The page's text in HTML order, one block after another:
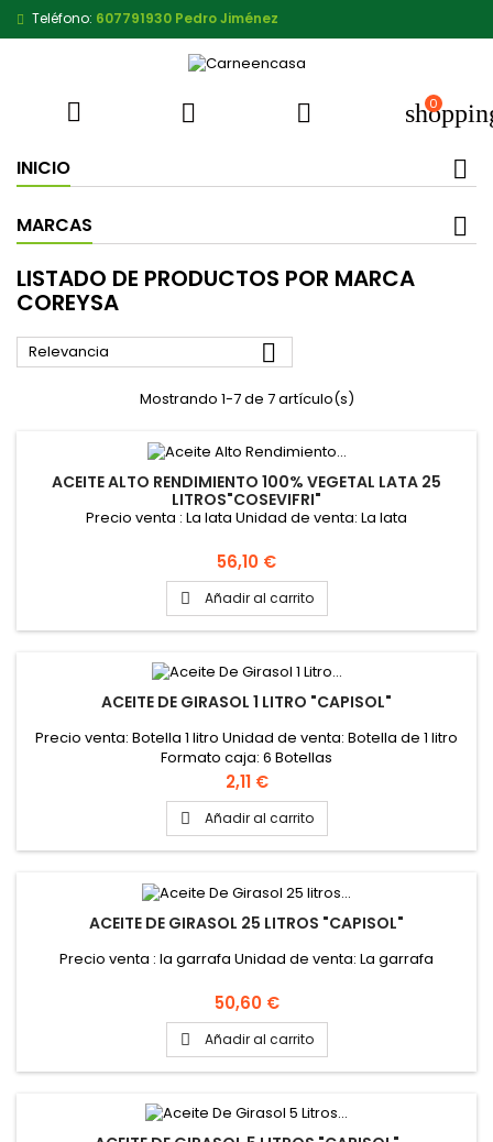
Teléfono: 607791930 Pedro Jiménez
   0
INICIO
MARCAS
LISTADO DE PRODUCTOS POR MARCA
COREYSA
Relevancia 
Mostrando 1-7 de 7 artículo(s)
ACEITE ALTO RENDIMIENTO 100% VEGETAL LATA 25
LITROS"COSEVIFRI"
Precio venta : La lata Unidad de venta: La lata
Precio
56,10 €
 Añadir al carrito
ACEITE DE GIRASOL 1 LITRO "CAPISOL"
Precio venta: Botella 1 litro Unidad de venta: Botella de 1 litro
Formato caja: 6 Botellas
Precio
2,11 €
 Añadir al carrito
ACEITE DE GIRASOL 25 LITROS "CAPISOL"
Precio venta : la garrafa Unidad de venta: La garrafa
Precio
50,60 €
 Añadir al carrito